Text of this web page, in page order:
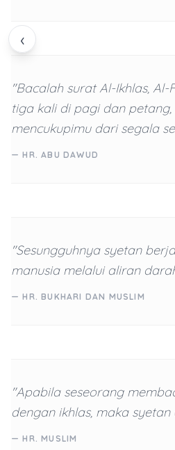
‹
"Bacalah surat Al-Ikhlas, Al-
tiga kali di pagi dan
mencukupimu dari segala
— HR. ABU DAWUD
"Sesungguhnya syetan
manusia melalui aliran
— HR. BUKHARI DAN MUSLIM
"Apabila seseorang
dengan ikhlas, maka
— HR. MUSLIM